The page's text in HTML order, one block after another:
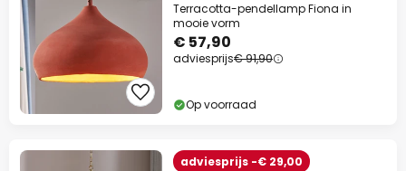
Terracotta-pendellamp Fiona in
mooie vorm
€ 57,90
adviesprijs€ 91,90
Op voorraad
adviesprijs -€ 29,00